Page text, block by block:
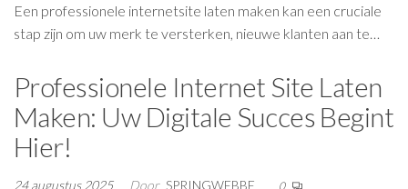
Een professionele internetsite laten maken kan een cruciale
stap zijn om uw merk te versterken, nieuwe klanten aan te…
Professionele Internet Site Laten
Maken: Uw Digitale Succes Begint
Hier!
24 augustus 2025 Door SPRINGWEBBE 0